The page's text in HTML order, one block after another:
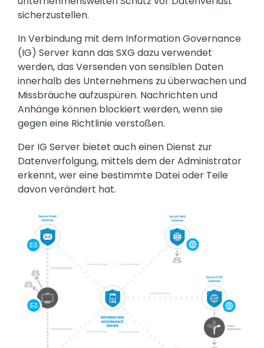
sicherzustellen.
In Verbindung mit dem Information Governance
(IG) Server kann das SXG dazu verwendet
werden, das Versenden von sensiblen Daten
innerhalb des Unternehmens zu überwachen und
Missbräuche aufzuspüren. Nachrichten und
Anhänge können blockiert werden, wenn sie
gegen eine Richtlinie verstoßen.
Der IG Server bietet auch einen Dienst zur
Datenverfolgung, mittels dem der Administrator
erkennt, wer eine bestimmte Datei oder Teile
davon verändert hat.
Image